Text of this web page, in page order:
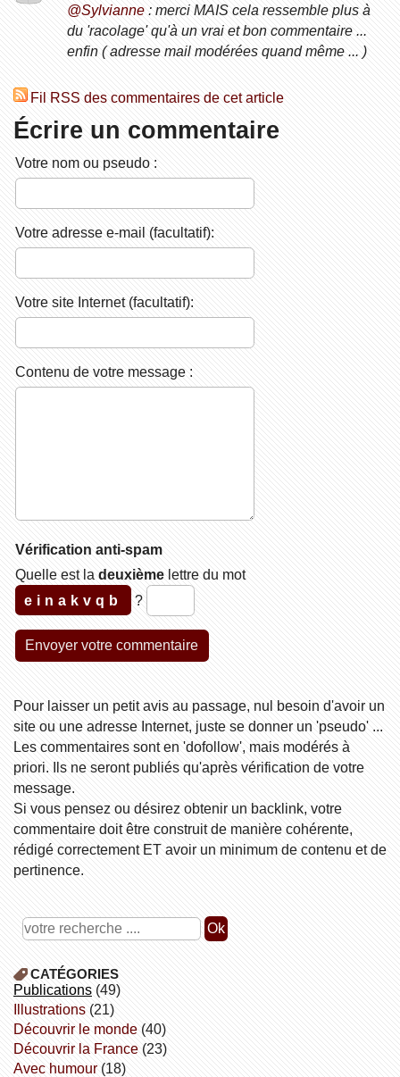
@Sylvianne: merci MAIS cela ressemble plus à
du 'racolage' qu'à un vrai et bon commentaire ...
enfin ( adresse mail modérées quand même ... )
Fil RSS des commentaires de cet article
Écrire un commentaire
Votre nom ou pseudo :
Votre adresse e-mail (facultatif):
Votre site Internet (facultatif):
Contenu de votre message :
Vérification anti-spam
Quelle est la deuxièmelettre du mot
einakvqb
?
Pour laisser un petit avis au passage, nul besoin d'avoir un
site ou une adresse Internet, juste se donner un 'pseudo' ...
Les commentaires sont en 'dofollow', mais modérés à
priori. Ils ne seront publiés qu'après vérification de votre
message.
Si vous pensez ou désirez obtenir un backlink, votre
commentaire doit être construit de manière cohérente,
rédigé correctement ET avoir un minimum de contenu et de
pertinence.
CATÉGORIES
publications(49)
illustrations(21)
découvrir le monde(40)
découvrir la France(23)
avec humour(18)